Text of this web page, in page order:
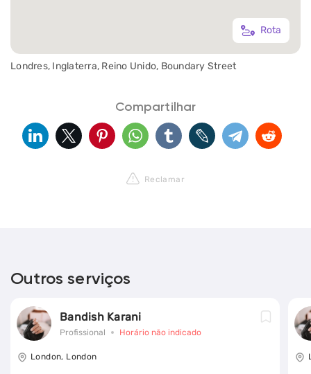
Rota
Londres, Inglaterra, Reino Unido, Boundary Street
Compartilhar
Reclamar
Outros serviços
Bandish Karani
Profissional Horário não indicado
London, London